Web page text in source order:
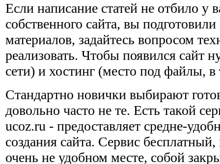
Если написание статей не отбило у
собственного сайта, вы
материалов, задайтесь вопросом
реализовать. Чтобы появился сайт
сети) и хостинг (место под файлы,
Стандартно новички выбирают
довольно часто не те. Есть такой
ucoz.ru - предоставляет средне-
создания сайта. Сервис
очень не удобном месте, собой